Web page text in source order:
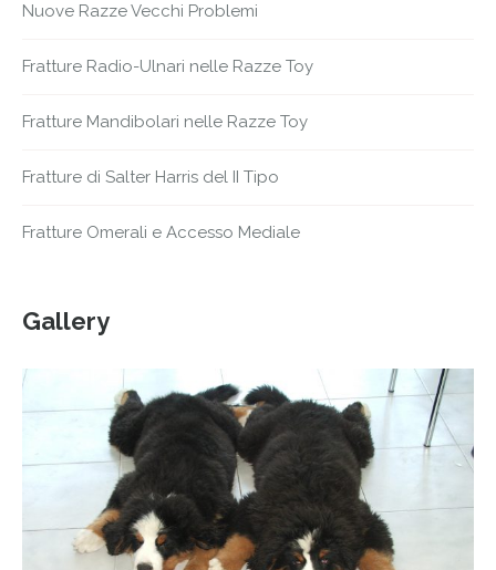
Nuove Razze Vecchi Problemi
Fratture Radio-Ulnari nelle Razze Toy
Fratture Mandibolari nelle Razze Toy
Fratture di Salter Harris del II Tipo
Fratture Omerali e Accesso Mediale
Gallery